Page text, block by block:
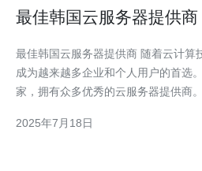
最佳韩国云服务器提供商
最佳韩国云服务器提供商 随着云计算技术的不断发展，云服务器
成为越来越多企业和个人用户的首选
家，拥有众多优秀的云服务器提供商
用户口碑，以下是韩国云服务器提供商的排名： 公司
2025年7月18日